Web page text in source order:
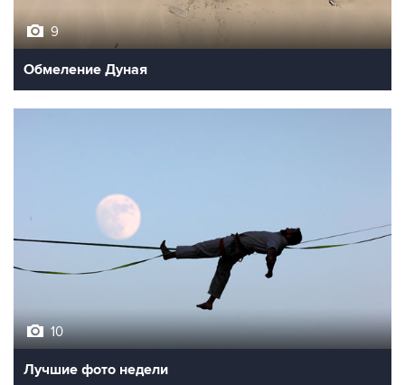
9
Обмеление Дуная
10
Лучшие фото недели